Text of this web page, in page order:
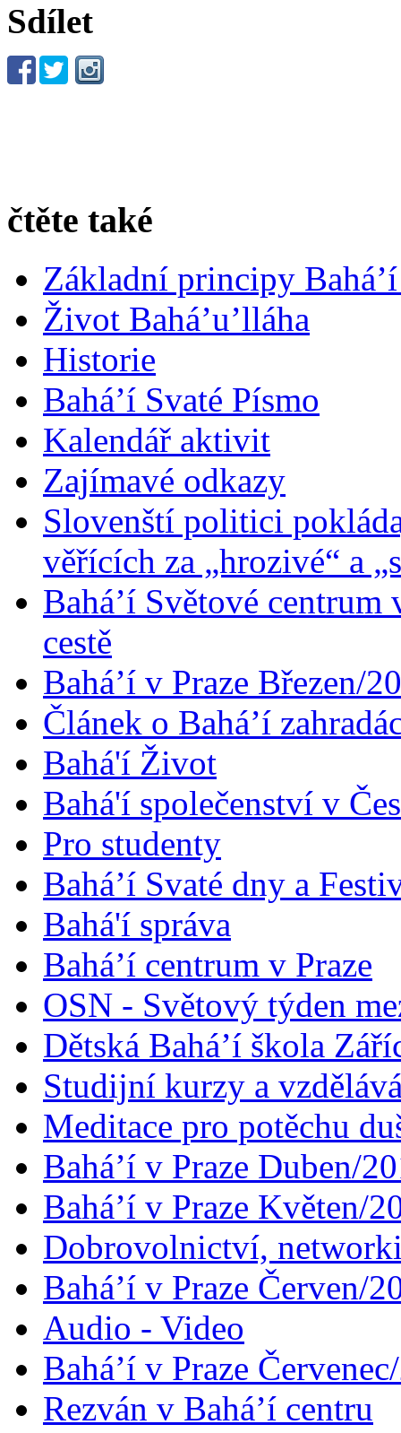
Sdílet
čtěte také
Základní principy
Život Bahá’u’lláha
Historie
Bahá’í Svaté Písmo
Kalendář aktivit
Zajímavé odkazy
Slovenští politici
věřících za „hrozivé“ a
Bahá’í Světové
cestě
Bahá’í v Praze Březen/
Článek o Bahá’í
Bahá'í Život
Bahá'í společenství v
Pro studenty
Bahá’í Svaté dny a
Bahá'í správa
Bahá’í centrum v Praze
OSN - Světový týden
Dětská Bahá’í škola
Studijní kurzy a
Meditace pro potěchu
Bahá’í v Praze Duben/
Bahá’í v Praze Květen/
Dobrovolnictví,
Bahá’í v Praze Červen/
Audio - Video
Bahá’í v Praze
Rezván v Bahá’í centru